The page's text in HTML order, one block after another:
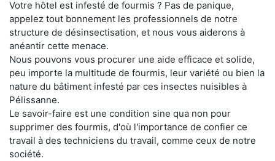
Votre hôtel est infesté de fourmis ? Pas de panique,
appelez tout bonnement les professionnels de notre
structure de désinsectisation, et nous vous aiderons à
anéantir cette menace.
Nous pouvons vous procurer une aide efficace et solide,
peu importe la multitude de fourmis, leur variété ou bien la
nature du bâtiment infesté par ces insectes nuisibles à
Pélissanne.
Le savoir-faire est une condition sine qua non pour
supprimer des fourmis, d'où l'importance de confier ce
travail à des techniciens du travail, comme ceux de notre
société.